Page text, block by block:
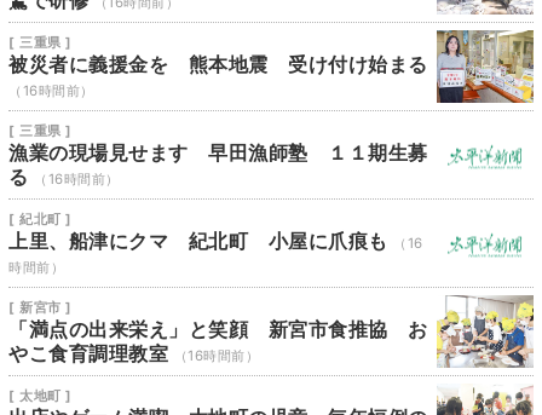
[ 三重県 ]
被災者に義援金を 熊本地震 受け付け始まる
（16時間前）
[ 三重県 ]
漁業の現場見せます 早田漁師塾 １１期生募
る
（16時間前）
[ 紀北町 ]
上里、船津にクマ 紀北町 小屋に爪痕も
（16
時間前）
[ 新宮市 ]
「満点の出来栄え」と笑顔 新宮市食推協 お
やこ食育調理教室
（16時間前）
[ 太地町 ]